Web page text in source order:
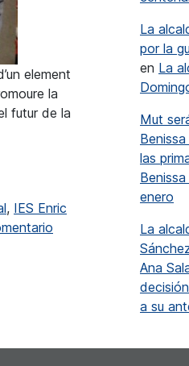
element
la
futur de la
hi ha molta demanda
, IES Enric
en Vicent Jordà:
La
por la
en La
Mut
las
enero
La
Ana
a su